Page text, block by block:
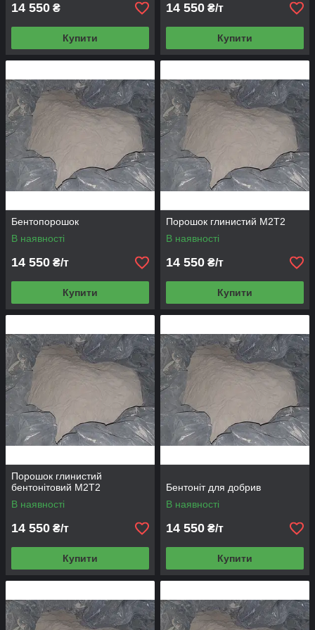
14 550 ₴
Купити
14 550 ₴/т
Купити
Бентопорошок
В наявності
14 550 ₴/т
Купити
Порошок глинистий М2Т2
В наявності
14 550 ₴/т
Купити
Порошок глинистий
бентонітовий М2Т2
В наявності
14 550 ₴/т
Купити
Бентоніт для добрив
В наявності
14 550 ₴/т
Купити